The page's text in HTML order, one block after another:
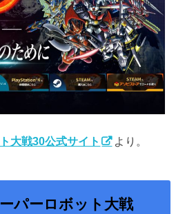
大戦30公式サイト より。
パーロボット大戦